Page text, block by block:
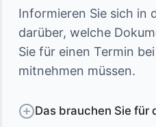
Informieren Sie sich in
darüber, welche
Sie für einen Termin
mitnehmen müssen.
Das brauchen Sie für